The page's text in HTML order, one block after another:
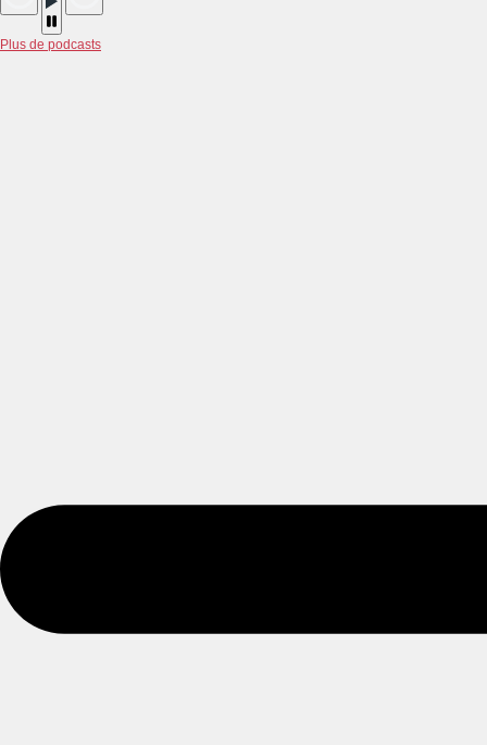
Plus de podcasts